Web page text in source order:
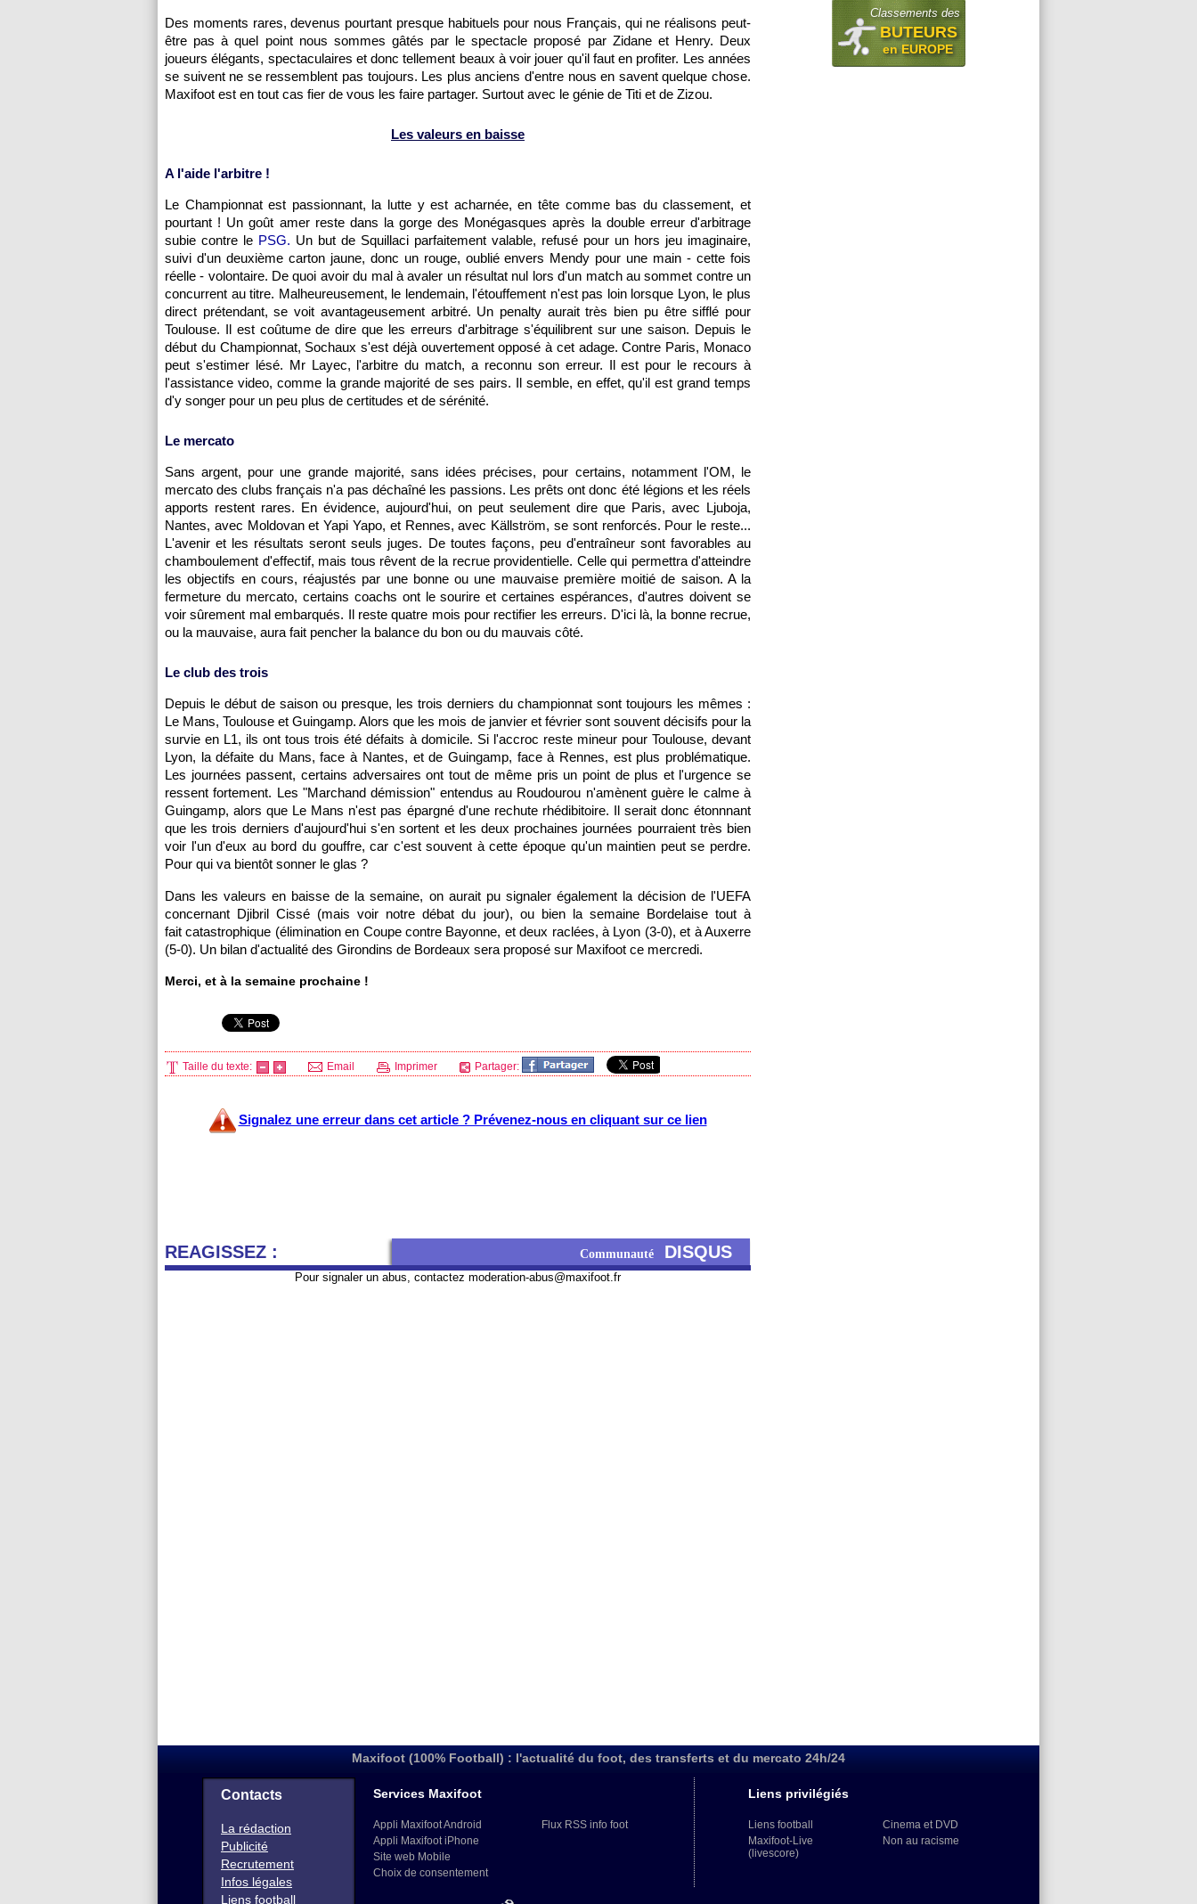
Des moments rares, devenus pourtant presque habituels pour nous Français, qui ne réalisons peut-
être pas à quel point nous sommes gâtés par le spectacle proposé par Zidane et Henry. Deux
joueurs élégants, spectaculaires et donc tellement beaux à voir jouer qu'il faut en profiter. Les années
se suivent ne se ressemblent pas toujours. Les plus anciens d'entre nous en savent quelque chose.
Maxifoot est en tout cas fier de vous les faire partager. Surtout avec le génie de Titi et de Zizou.
Les valeurs en baisse
A l'aide l'arbitre !
Le Championnat est passionnant, la lutte y est acharnée, en tête comme bas du classement, et
pourtant ! Un goût amer reste dans la gorge des Monégasques après la double erreur d'arbitrage
subie contre le PSG. Un but de Squillaci parfaitement valable, refusé pour un hors jeu imaginaire,
suivi d'un deuxième carton jaune, donc un rouge, oublié envers Mendy pour une main - cette fois
réelle - volontaire. De quoi avoir du mal à avaler un résultat nul lors d'un match au sommet contre un
concurrent au titre. Malheureusement, le lendemain, l'étouffement n'est pas loin lorsque Lyon, le plus
direct prétendant, se voit avantageusement arbitré. Un penalty aurait très bien pu être sifflé pour
Toulouse. Il est coûtume de dire que les erreurs d'arbitrage s'équilibrent sur une saison. Depuis le
début du Championnat, Sochaux s'est déjà ouvertement opposé à cet adage. Contre Paris, Monaco
peut s'estimer lésé. Mr Layec, l'arbitre du match, a reconnu son erreur. Il est pour le recours à
l'assistance video, comme la grande majorité de ses pairs. Il semble, en effet, qu'il est grand temps
d'y songer pour un peu plus de certitudes et de sérénité.
Le mercato
Sans argent, pour une grande majorité, sans idées précises, pour certains, notamment l'OM, le
mercato des clubs français n'a pas déchaîné les passions. Les prêts ont donc été légions et les réels
apports restent rares. En évidence, aujourd'hui, on peut seulement dire que Paris, avec Ljuboja,
Nantes, avec Moldovan et Yapi Yapo, et Rennes, avec Källström, se sont renforcés. Pour le reste...
L'avenir et les résultats seront seuls juges. De toutes façons, peu d'entraîneur sont favorables au
chamboulement d'effectif, mais tous rêvent de la recrue providentielle. Celle qui permettra d'atteindre
les objectifs en cours, réajustés par une bonne ou une mauvaise première moitié de saison. A la
fermeture du mercato, certains coachs ont le sourire et certaines espérances, d'autres doivent se
voir sûrement mal embarqués. Il reste quatre mois pour rectifier les erreurs. D'ici là, la bonne recrue,
ou la mauvaise, aura fait pencher la balance du bon ou du mauvais côté.
Le club des trois
Depuis le début de saison ou presque, les trois derniers du championnat sont toujours les mêmes :
Le Mans,Toulouse etGuingamp. Alors que les mois de janvier et février sont souvent décisifs pour la
survie en L1, ils ont tous trois été défaits à domicile. Si l'accroc reste mineur pour Toulouse, devant
Lyon, la défaite du Mans, face à Nantes, et de Guingamp, face à Rennes, est plus problématique.
Les journées passent, certains adversaires ont tout de même pris un point de plus et l'urgence se
ressent fortement. Les "Marchand démission" entendus au Roudourou n'amènent guère le calme à
Guingamp, alors que Le Mans n'est pas épargné d'une rechute rhédibitoire. Il serait donc étonnnant
que les trois derniers d'aujourd'hui s'en sortent et les deux prochaines journées pourraient très bien
voir l'un d'eux au bord du gouffre, car c'est souvent à cette époque qu'un maintien peut se perdre.
Pour qui va bientôt sonner le glas ?
Dans les valeurs en baisse de la semaine, on aurait pu signaler également la décision de l'UEFA
concernant Djibril Cissé (mais voir notre débat du jour), ou bien la semaine Bordelaise tout à
fait catastrophique (élimination en Coupe contre Bayonne, et deux raclées, à Lyon (3-0), et à Auxerre
(5-0). Un bilan d'actualité des Girondins de Bordeaux sera proposé sur Maxifoot ce mercredi.
Merci, et à la semaine prochaine !
Taille du texte: Email Imprimer Partager:
Signalez une erreur dans cet article ? Prévenez-nous en cliquant sur ce lien
REAGISSEZ : Communauté DISQUS
Pour signaler un abus, contactez moderation-abus@maxifoot.fr
Classements des
BUTEURS
en EUROPE
Maxifoot (100% Football) : l'actualité du foot, des transferts et du mercato 24h/24
Contacts
La rédaction
Publicité
Recrutement
Infos légales
Liens football
Services Maxifoot
Appli Maxifoot Android
Appli Maxifoot iPhone
Site web Mobile
Choix de consentement
Flux RSS info foot
Liens privilégiés
Liens football
Maxifoot-Live
(livescore)
Cinema et DVD
Non au racisme